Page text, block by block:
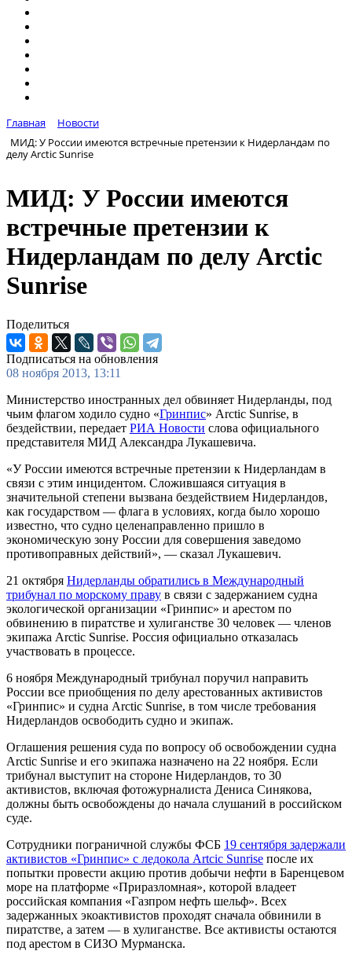
Главная
Новости
МИД: У России имеются встречные претензии к Нидерландам по
делу Arctic Sunrise
МИД: У России имеются
встречные претензии к
Нидерландам по делу Arctic
Sunrise
Поделиться
Подписаться на обновления
08 ноября 2013, 13:11
Министерство иностранных дел обвиняет Нидерланды, под
чьим флагом ходило судно «Гринпис» Arctic Sunrise, в
бездействии, передает РИА Новости слова официального
представителя МИД Александра Лукашевича.
«У России имеются встречные претензии к Нидерландам в
связи с этим инцидентом. Сложившаяся ситуация в
значительной степени вызвана бездействием Нидерландов,
как государством — флага в условиях, когда было хорошо
известно, что судно целенаправленно пришло в
экономическую зону России для совершения заведомо
противоправных действий», — сказал Лукашевич.
21 октября Нидерланды обратились в Международный
трибунал по морскому праву в связи с задержанием судна
экологической организации «Гринпис» и арестом по
обвинению в пиратстве и хулиганстве 30 человек — членов
экипажа Arctic Sunrise. Россия официально отказалась
участвовать в процессе.
6 ноября Международный трибунал поручил направить
России все приобщения по делу арестованных активистов
«Гринпис» и судна Arctic Sunrise, в том числе требования
Нидерландов освободить судно и экипаж.
Оглашения решения суда по вопросу об освобождении судна
Arctic Sunrise и его экипажа назначено на 22 ноября. Если
трибунал выступит на стороне Нидерландов, то 30
активистов, включая фотожурналиста Дениса Синякова,
должны быть освобождены до начала слушаний в российском
суде.
Сотрудники пограничной службы ФСБ 19 сентября задержали
активистов «Гринпис» с ледокола Artcic Sunrise после их
попытки провести акцию против добычи нефти в Баренцевом
море на платформе «Приразломная», которой владеет
российская компания «Газпром нефть шельф». Всех
задержанных экоактивистов проходят сначала обвинили в
пиратстве, а затем — в хулиганстве. Все активисты остаются
под арестом в СИЗО Мурманска.